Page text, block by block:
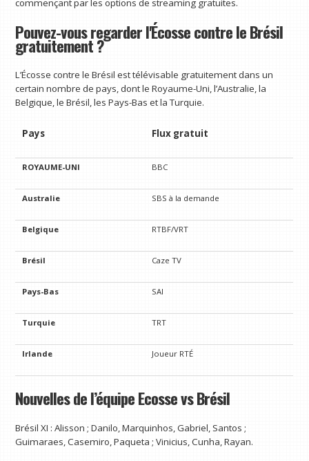
commençant par les options de streaming gratuites.
Pouvez-vous regarder l'Écosse contre le Brésil
gratuitement ?
L’Écosse contre le Brésil est télévisable gratuitement dans un
certain nombre de pays, dont le Royaume-Uni, l’Australie, la
Belgique, le Brésil, les Pays-Bas et la Turquie.
Pays Flux gratuit
ROYAUME-UNI BBC
Australie SBS à la demande
Belgique RTBF/VRT
Brésil Caze TV
Pays-Bas SAI
Turquie TRT
Irlande Joueur RTÉ
Nouvelles de l’équipe Ecosse vs Brésil
Brésil XI : Alisson ; Danilo, Marquinhos, Gabriel, Santos ;
Guimaraes, Casemiro, Paqueta ; Vinicius, Cunha, Rayan.